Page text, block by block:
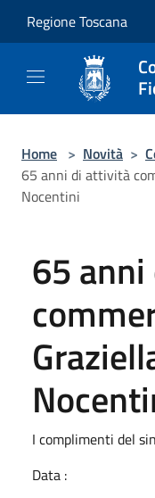
Regione Toscana
Home > Novità >
65 anni di attività
Nocentini
65
I complimenti del
Data :